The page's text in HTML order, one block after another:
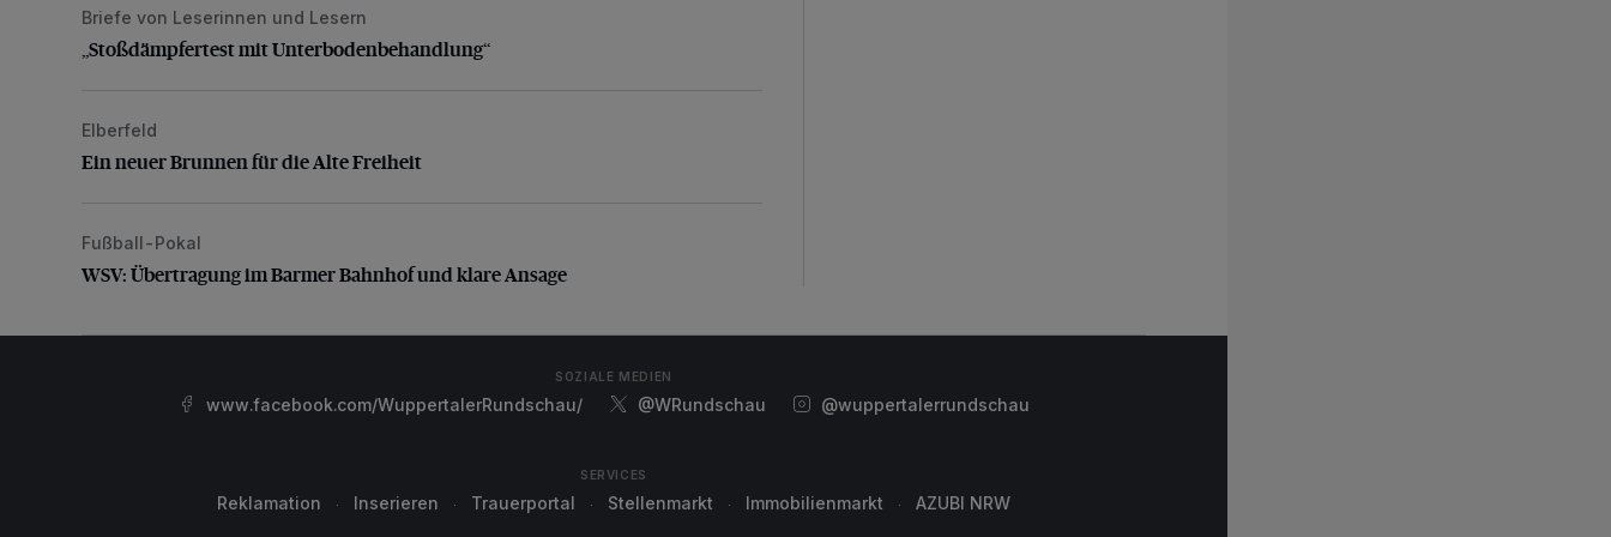
„Stoßdämpfertest mit Unterbodenbehandlung“
Briefe von Leserinnen und Lesern
„Stoßdämpfertest mit Unterbodenbehandlung“
Ein neuer Brunnen für die Alte Freiheit
Elberfeld
Ein neuer Brunnen für die Alte Freiheit
WSV: Übertragung im Barmer Bahnhof und klare Ansage
Fußball-Pokal
WSV: Übertragung im Barmer Bahnhof und klare Ansage
SOZIALE MEDIEN
www.facebook.com/WuppertalerRundschau/ @WRundschau @wuppertalerrundschau
SERVICES
Reklamation Inserieren Trauerportal Stellenmarkt Immobilienmarkt AZUBI NRW